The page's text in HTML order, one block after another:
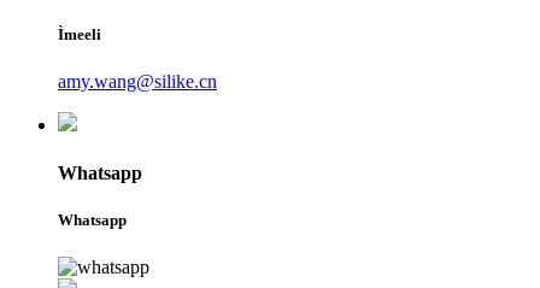
Ìmeeli
amy.wang@silike.cn
Whatsapp
Whatsapp